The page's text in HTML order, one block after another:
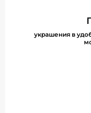
украшения в